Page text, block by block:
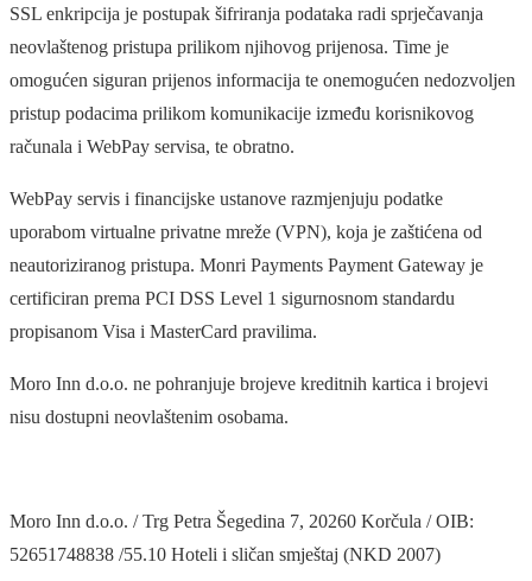
SSL enkripcija je postupak šifriranja podataka radi sprječavanja
neovlaštenog pristupa prilikom njihovog prijenosa. Time je
omogućen siguran prijenos informacija te onemogućen nedozvoljen
pristup podacima prilikom komunikacije između korisnikovog
računala i WebPay servisa, te obratno.
WebPay servis i financijske ustanove razmjenjuju podatke
uporabom virtualne privatne mreže (VPN), koja je zaštićena od
neautoriziranog pristupa. Monri Payments Payment Gateway je
certificiran prema PCI DSS Level 1 sigurnosnom standardu
propisanom Visa i MasterCard pravilima.
Moro Inn d.o.o. ne pohranjuje brojeve kreditnih kartica i brojevi
nisu dostupni neovlaštenim osobama.
Moro Inn d.o.o. / Trg Petra Šegedina 7, 20260 Korčula / OIB:
52651748838 /55.10 Hoteli i sličan smještaj (NKD 2007)